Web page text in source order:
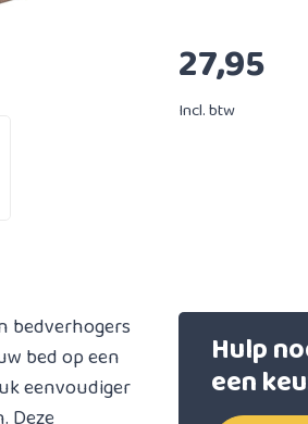
27,95
Incl. btw
bedverhogers
bed op een
eenvoudiger
Hulp
een